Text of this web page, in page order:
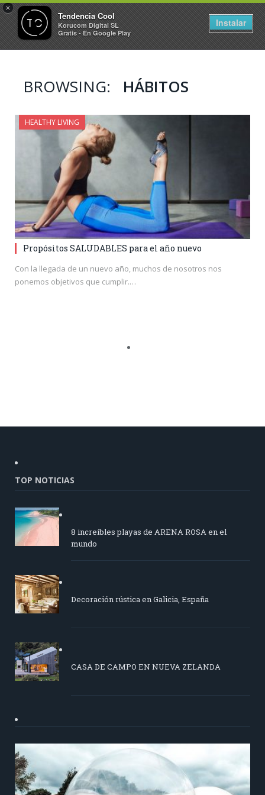
×
Tendencia Cool
Korucom Digital SL
Gratis - En Google Play
Instalar
BROWSING: HÁBITOS
HEALTHY LIVING
Propósitos SALUDABLES para el año nuevo
Con la llegada de un nuevo año, muchos de nosotros nos
ponemos objetivos que cumplir.…
TOP NOTICIAS
8 increíbles playas de ARENA ROSA en el
mundo
Decoración rústica en Galicia, España
CASA DE CAMPO EN NUEVA ZELANDA